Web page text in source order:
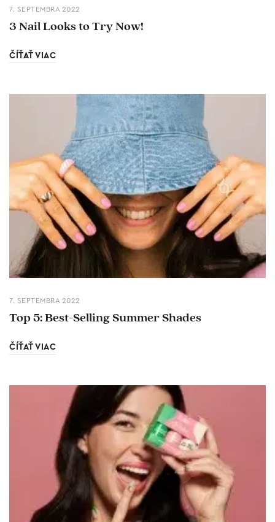
7. SEPTEMBRA 2022
3 Nail Looks to Try Now!
ČÍŤAŤ VIAC
7. SEPTEMBRA 2022
Top 5: Best-Selling Summer Shades
ČÍŤAŤ VIAC